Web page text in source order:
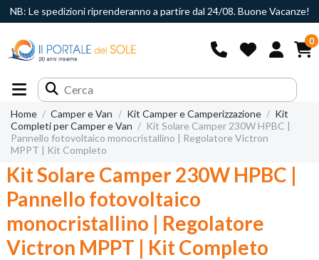
NB: Le spedizioni riprenderanno a partire dal 24/08. Buone Vacanze!
0
Home Camper e Van Kit Camper e Camperizzazione
Kit
Completi per Camper e Van
Kit Solare Camper 230W HPBC |
Pannello fotovoltaico monocristallino | Regolatore Victron
MPPT | Kit Completo
Kit Solare Camper 230W HPBC |
Pannello fotovoltaico
monocristallino | Regolatore
Victron MPPT | Kit Completo